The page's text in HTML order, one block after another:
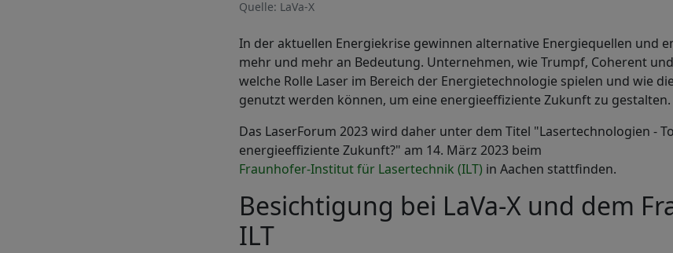
Quelle: LaVa-X
In der aktuellen Energiekrise gewinnen alternative Energiequellen und
mehr und mehr an Bedeutung. Unternehmen, wie Trumpf, Coherent
welche Rolle Laser im Bereich der Energietechnologie spielen und wie
genutzt werden können, um eine energieeffiziente Zukunft zu gestalten.
Das LaserForum 2023 wird daher unter dem Titel "Lasertechnologien -
energieeffiziente Zukunft?" am 14. März 2023 beim
Fraunhofer-Institut für Lasertechnik (ILT) in Aachen stattfinden.
Besichtigung bei LaVa-X und dem
ILT